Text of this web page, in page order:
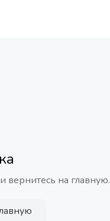
вернитесь на главную.